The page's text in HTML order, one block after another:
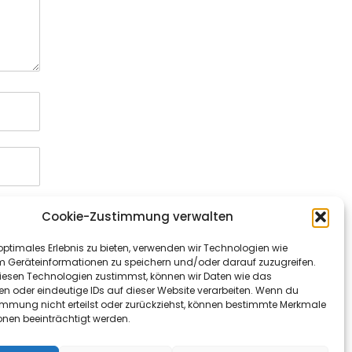
Cookie-Zustimmung verwalten
Erlebnis zu bieten, verwenden wir Technologien wie
Geräteinformationen zu speichern und/oder darauf zuzugreifen.
Technologien zustimmst, können wir Daten wie das
oder eindeutige IDs auf dieser Website verarbeiten. Wenn du
nicht erteilst oder zurückziehst, können bestimmte Merkmale
beeinträchtigt werden.